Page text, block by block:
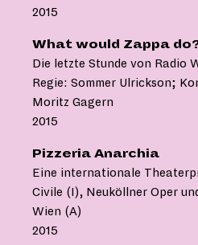
2015
What would Zappa
Die letzte Stunde von Radio
Regie: Sommer Ulrickson;
Moritz Gagern
2015
Pizzeria Anarchia
Eine internationale
Civile (I), Neuköllner Oper
Wien (A)
2015